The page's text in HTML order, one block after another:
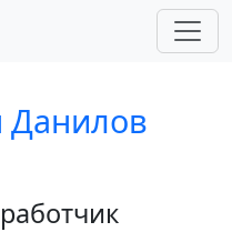
Данилов